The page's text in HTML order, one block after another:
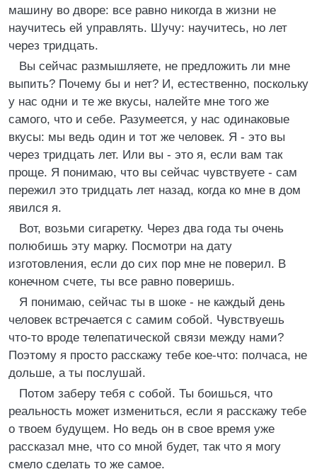
машину во дворе: все равно никогда в жизни не
научитесь ей управлять. Шучу: научитесь, но лет
через тридцать.
Вы сейчас размышляете, не предложить ли мне
выпить? Почему бы и нет? И, естественно, поскольку
у нас одни и те же вкусы, налейте мне того же
самого, что и себе. Разумеется, у нас одинаковые
вкусы: мы ведь один и тот же человек. Я - это вы
через тридцать лет. Или вы - это я, если вам так
проще. Я понимаю, что вы сейчас чувствуете - сам
пережил это тридцать лет назад, когда ко мне в дом
явился я.
Вот, возьми сигаретку. Через два года ты очень
полюбишь эту марку. Посмотри на дату
изготовления, если до сих пор мне не поверил. В
конечном счете, ты все равно поверишь.
Я понимаю, сейчас ты в шоке - не каждый день
человек встречается с самим собой. Чувствуешь
что-то вроде телепатической связи между нами?
Поэтому я просто расскажу тебе кое-что: полчаса, не
дольше, а ты послушай.
Потом заберу тебя с собой. Ты боишься, что
реальность может измениться, если я расскажу тебе
о твоем будущем. Но ведь он в свое время уже
рассказал мне, что со мной будет, так что я могу
смело сделать то же самое.